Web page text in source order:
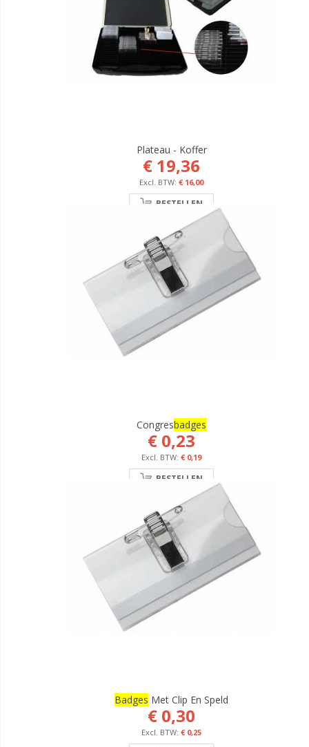
Plateau - Koffer
€ 19,36
€ 16,00
BESTELLEN
CongresBadges
€ 0,23
€ 0,19
BESTELLEN
Badges Met Clip En Speld
€ 0,30
€ 0,25